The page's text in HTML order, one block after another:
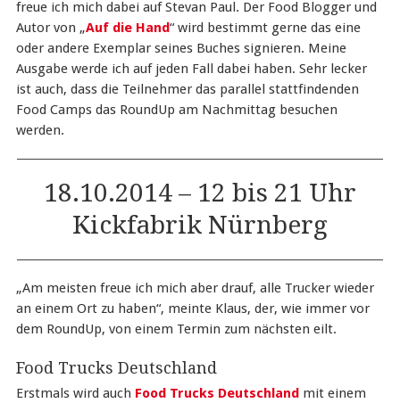
freue ich mich dabei auf Stevan Paul. Der Food Blogger und
Autor von „Auf die Hand“ wird bestimmt gerne das eine
oder andere Exemplar seines Buches signieren. Meine
Ausgabe werde ich auf jeden Fall dabei haben. Sehr lecker
ist auch, dass die Teilnehmer das parallel stattfindenden
Food Camps das RoundUp am Nachmittag besuchen
werden.
18.10.2014 – 12 bis 21 Uhr
Kickfabrik Nürnberg
„Am meisten freue ich mich aber drauf, alle Trucker wieder
an einem Ort zu haben“, meinte Klaus, der, wie immer vor
dem RoundUp, von einem Termin zum nächsten eilt.
Food Trucks Deutschland
Erstmals wird auch Food Trucks Deutschland mit einem